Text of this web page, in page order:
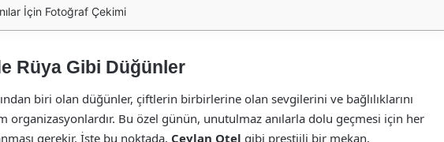
İçin Fotoğraf Çekimi
Rüya Gibi Düğünler
biri olan düğünler, çiftlerin birbirlerine olan sevgilerini ve bağlılıklarını
organizasyonlardır. Bu özel günün, unutulmaz anılarla dolu geçmesi için her
gerekir. İşte bu noktada, Ceylan Otel gibi prestijli bir mekan,